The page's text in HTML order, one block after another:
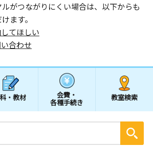
がつながりにくい場合は、以下からも
ます。
てほしい
合わせ
・教材 会費・
各種手続き
教室検索